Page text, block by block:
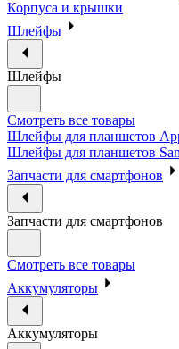
Корпуса и крышки
Шлейфы
Шлейфы
Смотреть все товары
Шлейфы для планшетов
Шлейфы для планшетов
Запчасти для смартфонов
Запчасти для смартфонов
Смотреть все товары
Аккумуляторы
Аккумуляторы